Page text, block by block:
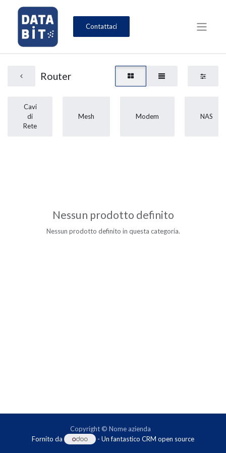
Contattaci
Router
Cavi
di
Rete
Mesh Modem NAS
Nessun prodotto definito
Nessun prodotto definito in questa categoria.
Copyright © Nome azienda
Fornito da
- Un fantastico CRM open source